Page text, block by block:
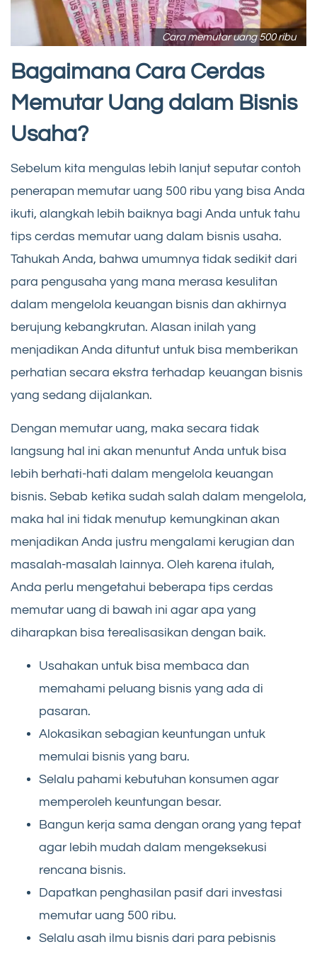
Cara memutar uang 500 ribu
Bagaimana Cara Cerdas
Memutar Uang dalam Bisnis
Usaha?
Sebelum kita mengulas lebih lanjut seputar contoh
penerapan memutar uang 500 ribu yang bisa Anda
ikuti, alangkah lebih baiknya bagi Anda untuk tahu
tips cerdas memutar uang dalam bisnis usaha.
Tahukah Anda, bahwa umumnya tidak sedikit dari
para pengusaha yang mana merasa kesulitan
dalam mengelola keuangan bisnis dan akhirnya
berujung kebangkrutan. Alasan inilah yang
menjadikan Anda dituntut untuk bisa memberikan
perhatian secara ekstra terhadap keuangan bisnis
yang sedang dijalankan.
Dengan memutar uang, maka secara tidak
langsung hal ini akan menuntut Anda untuk bisa
lebih berhati-hati dalam mengelola keuangan
bisnis. Sebab ketika sudah salah dalam mengelola,
maka hal ini tidak menutup kemungkinan akan
menjadikan Anda justru mengalami kerugian dan
masalah-masalah lainnya. Oleh karena itulah,
Anda perlu mengetahui beberapa tips cerdas
memutar uang di bawah ini agar apa yang
diharapkan bisa terealisasikan dengan baik.
Usahakan untuk bisa membaca dan
memahami peluang bisnis yang ada di
pasaran.
Alokasikan sebagian keuntungan untuk
memulai bisnis yang baru.
Selalu pahami kebutuhan konsumen agar
memperoleh keuntungan besar.
Bangun kerja sama dengan orang yang tepat
agar lebih mudah dalam mengeksekusi
rencana bisnis.
Dapatkan penghasilan pasif dari investasi
memutar uang 500 ribu.
Selalu asah ilmu bisnis dari para pebisnis